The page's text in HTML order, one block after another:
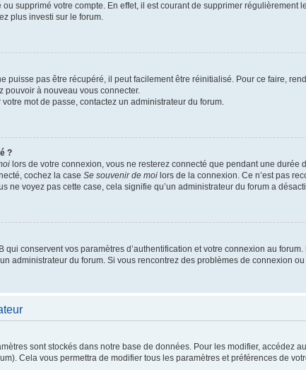
ou supprimé votre compte. En effet, il est courant de supprimer
plus investi sur le forum.
puisse pas être récupéré, il peut facilement être réinitialisé. Pour ce faire,
pouvoir à nouveau vous connecter.
mot de passe, contactez un administrateur du forum.
?
lors de votre connexion, vous ne resterez connecté que pendant une
cochez la case Se souvenir de moi lors de la connexion. Ce n’est pas
ne voyez pas cette case, cela signifie qu’un administrateur du forum a
conservent vos paramètres d’authentification et votre connexion au
administrateur du forum. Si vous rencontrez des problèmes de connexion
sont stockés dans notre base de données. Pour les modifier, accédez au
Cela vous permettra de modifier tous les paramètres et préférences de